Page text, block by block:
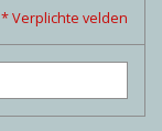
* Verplichte velden